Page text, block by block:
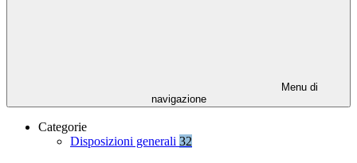
Menu di
navigazione
Categorie
Disposizioni generali 32